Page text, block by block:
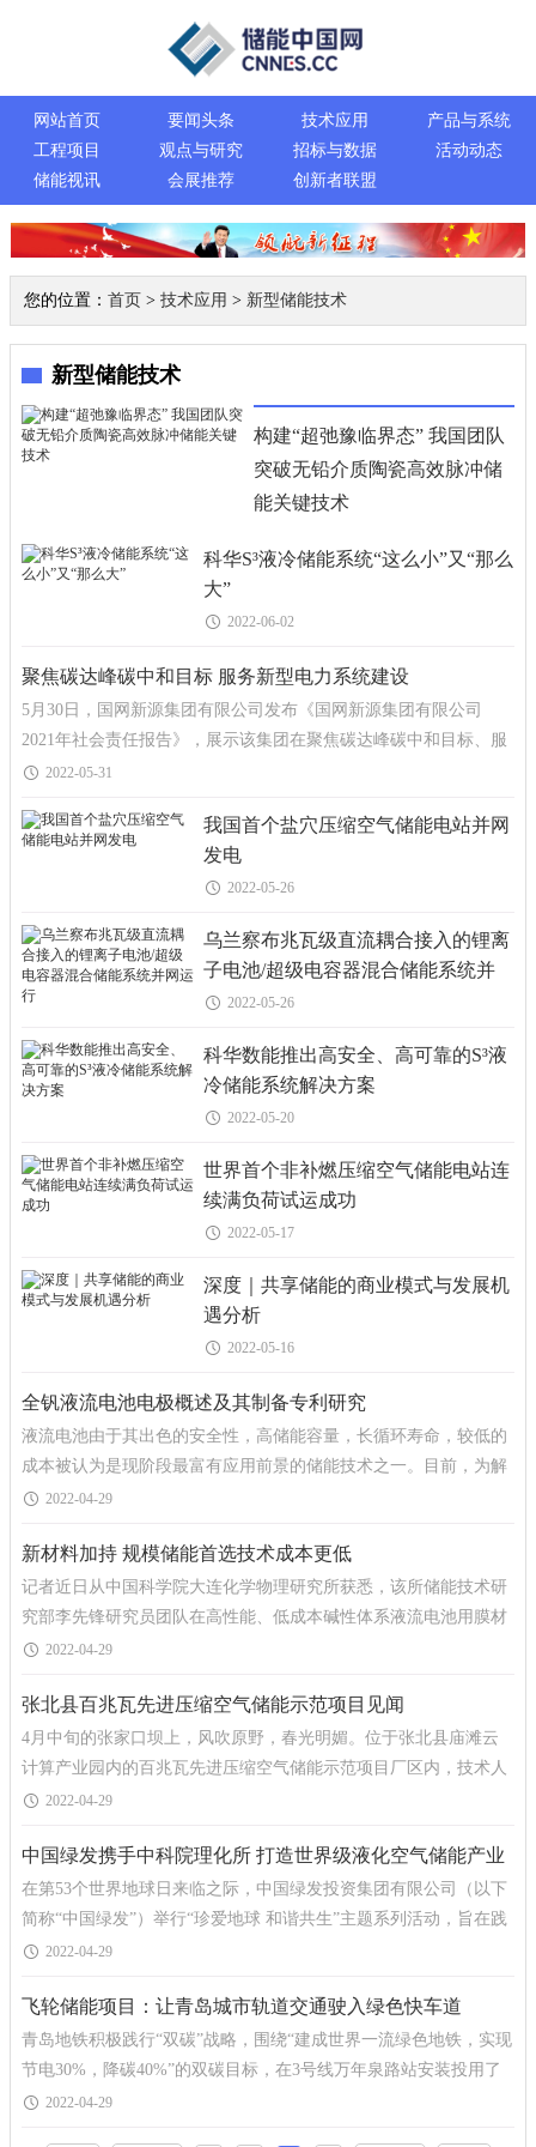
网站首页 要闻头条 技术应用
产品与系统
工程项目
观点与研究 招标与数据
活动动态
储能视讯
会展推荐 创新者联盟
您的位置： 首页> 技术应用 > 新型储能技术
新型储能技术
构建“超弛豫临界态” 我国团队
突破无铅介质陶瓷高效脉冲储
能关键技术
科华S³液冷储能系统“这么小”又“那么
大”
2022-06-02
聚焦碳达峰碳中和目标 服务新型电力系统建设
5月30日，国网新源集团有限公司发布《国网新源集团有限公司
2021年社会责任报告》，展示该集团在聚焦碳达峰碳中和目标、服
务新型电力系统建设、助力乡村振兴发展和担当电力保障
2022-05-31
我国首个盐穴压缩空气储能电站并网
发电
2022-05-26
乌兰察布兆瓦级直流耦合接入的锂离
子电池/超级电容器混合储能系统并
网运行
2022-05-26
科华数能推出高安全、高可靠的S³液
冷储能系统解决方案
2022-05-20
世界首个非补燃压缩空气储能电站连
续满负荷试运成功
2022-05-17
深度｜共享储能的商业模式与发展机
遇分析
2022-05-16
全钒液流电池电极概述及其制备专利研究
液流电池由于其出色的安全性，高储能容量，长循环寿命，较低的
成本被认为是现阶段最富有应用前景的储能技术之一。目前，为解
决风光发电过剩导致的弃风弃光现象，在新能源技术发电站配
2022-04-29
新材料加持 规模储能首选技术成本更低
记者近日从中国科学院大连化学物理研究所获悉，该所储能技术研
究部李先锋研究员团队在高性能、低成本碱性体系液流电池用膜材
料规模化制备及应用方面取得新进展，通过连续卷对卷
2022-04-29
张北县百兆瓦先进压缩空气储能示范项目见闻
4月中旬的张家口坝上，风吹原野，春光明媚。位于张北县庙滩云
计算产业园内的百兆瓦先进压缩空气储能示范项目厂区内，技术人
员正进行各项设备的整体运行调试。张北县百兆瓦先进压
2022-04-29
中国绿发携手中科院理化所 打造世界级液化空气储能产业
平台
在第53个世界地球日来临之际，中国绿发投资集团有限公司（以下
简称“中国绿发”）举行“珍爱地球 和谐共生”主题系列活动，旨在践
行“双碳”战略，为
2022-04-29
飞轮储能项目：让青岛城市轨道交通驶入绿色快车道
青岛地铁积极践行“双碳”战略，围绕“建成世界一流绿色地铁，实现
节电30%，降碳40%”的双碳目标，在3号线万年泉路站安装投用了
轨道交通行业全国首台完全自主
2022-04-29